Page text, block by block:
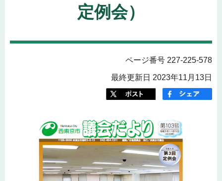
定例会）
ページ番号 227-225-578
最終更新日 2023年11月13日